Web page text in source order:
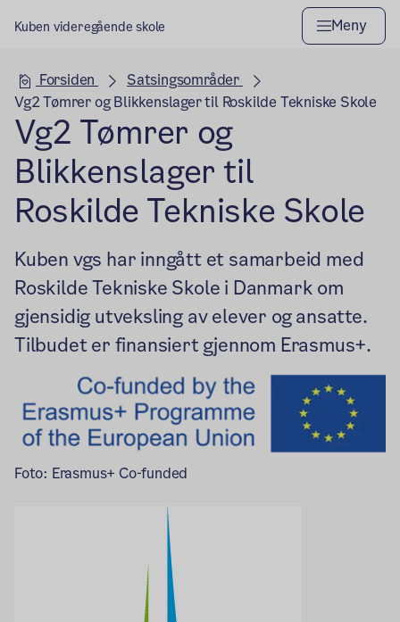
Kuben videregående skole Meny
Hovedseksjon
Forsiden
Satsingsområder
Vg2 Tømrer og Blikkenslager til Roskilde Tekniske Skole
Vg2 Tømrer og
Blikkenslager til
Roskilde Tekniske Skole
Kuben vgs har inngått et samarbeid med
Roskilde Tekniske Skole i Danmark om
gjensidig utveksling av elever og ansatte.
Tilbudet er finansiert gjennom Erasmus+.
Foto: Erasmus+ Co-funded